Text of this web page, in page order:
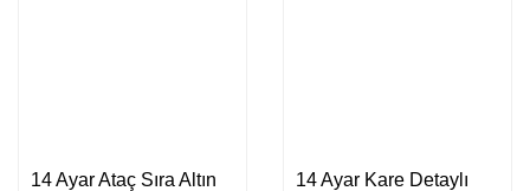
14 Ayar Ataç Sıra Altın
14 Ayar Kare Detaylı